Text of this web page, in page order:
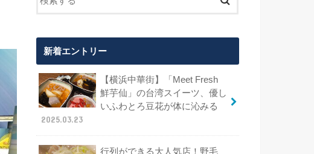
新着エントリー
【横浜中華街】「Meet Fresh
鮮芋仙」の台湾スイーツ、優し
いふわとろ豆花が体に沁みる
2025.03.23
行列ができる大人気店！野毛